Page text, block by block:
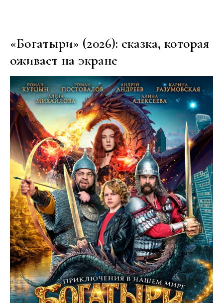
«Богатыри» (2026): сказка, которая
оживает на экране